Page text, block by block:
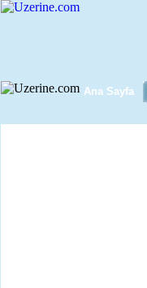
Ana Sayfa